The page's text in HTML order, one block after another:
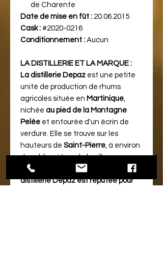
de Charente
Date de mise en fût : 20.06.2015
Cask : #2020-0216
Conditionnement : Aucun
LA DISTILLERIE ET LA MARQUE :
La distillerie Depaz est une petite
unité de production de rhums
agricoles située en Martinique
nichée au pied de la Montagne
Pelée et entourée d'un écrin de
verdure. Elle se trouve sur les
hauteurs de Saint-Pierre , à environ
deux kilomètres de la ville en
direction du
Morne Rouge
distillerie Depaz est réputée pour